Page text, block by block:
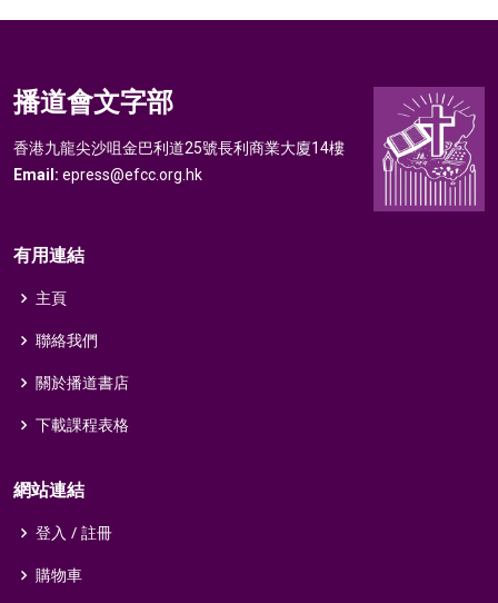
播道會文字部
香港九龍尖沙咀金巴利道25號長利商業大廈14樓
Email: epress@efcc.org.hk
有用連結
主頁
聯絡我們
關於播道書店
下載課程表格
網站連結
登入 / 註冊
購物車